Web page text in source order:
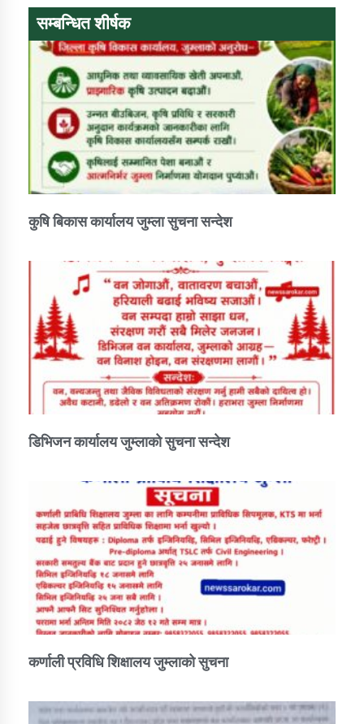
सम्बन्धी सूचना सन्देश
तातोपानी गाउँपालिका जुम्लाको महिनावारी सम्बन्धिकाे
तातोपानी गाउँपालिका जुम्लाको बालविवाह सन्देश
तातोपानी गाउँपालिका जुम्लाको सूचना
तातोपानी गाउँपालिका जुम्लाको सूचना
सम्बन्धित शीर्षक
कुषि बिकास कार्यालय जुम्ला सुचना सन्देश
डिभिजन कार्यालय जुम्लाको सुचना सन्देश
कर्णाली प्रविधि शिक्षालय जुम्लाको सुचना